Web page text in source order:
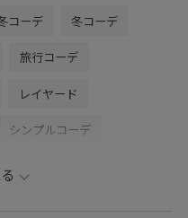
♡♡
コーデ 冬コーデ
旅行コーデ
レイヤード
シンプルコーデ